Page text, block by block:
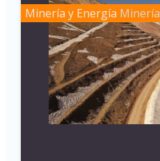
Minería y Energía Minería